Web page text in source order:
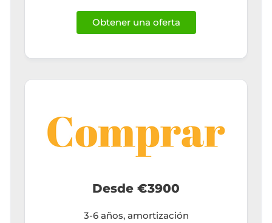
Obtener una oferta
Desde €3900
3-6 años, amortización